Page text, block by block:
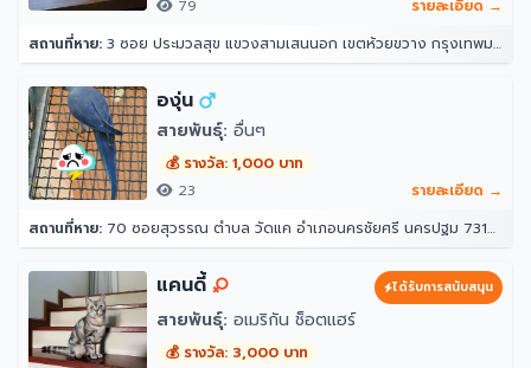
79
รายละเอียด →
สถานที่หาย: 3 ซอย ประมวลสุข แขวงสามเสนนอก เขตห้วยขวาง กรุงเทพมหานคร 10320
องุ่น
สายพันธุ์: อื่นๆ
💰 รางวัล: 1,000 บาท
23
รายละเอียด →
สถานที่หาย: 70 ซอยสุวรรณ ตำบล วัดแค อำเภอนครชัยศรี นครปฐม 73120
แคนดี้ ได้รับการสนับสนุน
สายพันธุ์: อเมริกัน ช็อตแฮร์
💰 รางวัล: 3,000 บาท